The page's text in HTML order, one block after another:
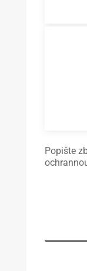
Popište